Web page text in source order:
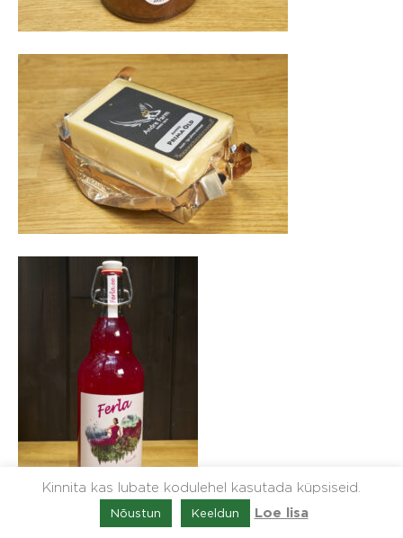
Kinnita kas lubate kodulehel kasutada küpsiseid.
Nõustun Keeldun Loe lisa